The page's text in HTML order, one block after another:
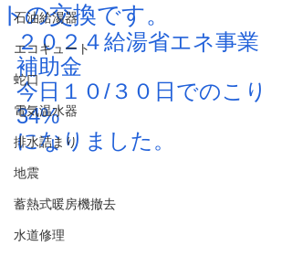
石油給湯器
エコキュート
蛇口
電気温水器
排水詰まり
地震
蓄熱式暖房機撤去
水道修理
トの交換です。
２０２４給湯省エネ事業
補助金
今日１０/３０日でのこり
34%
になりました。